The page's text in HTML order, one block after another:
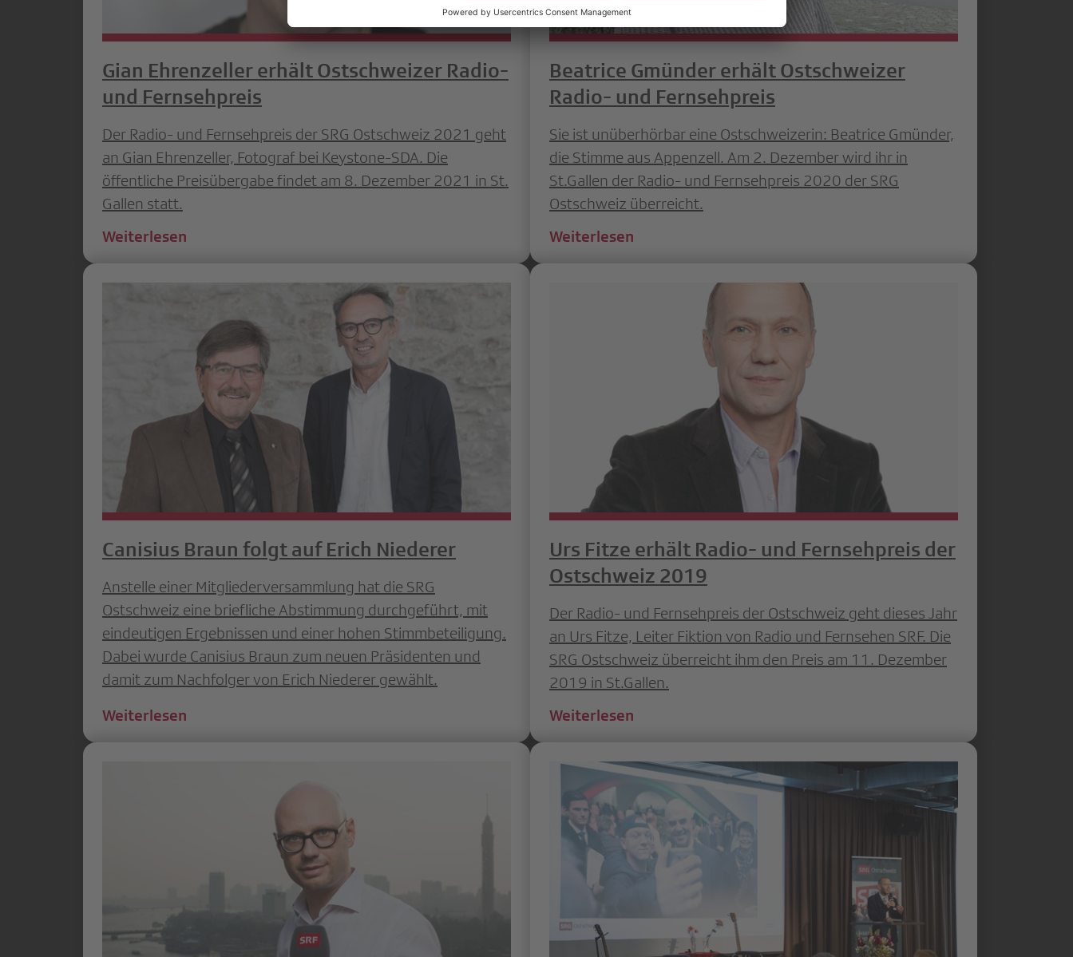
Gian Ehrenzeller erhält Ostschweizer Radio-
und Fernsehpreis
Der Radio- und Fernsehpreis der SRG Ostschweiz 2021 geht
an Gian Ehrenzeller, Fotograf bei Keystone-SDA. Die
öffentliche Preisübergabe findet am 8. Dezember 2021 in St.
Gallen statt.
Weiterlesen
Beatrice Gmünder erhält Ostschweizer
Radio- und Fernsehpreis
Sie ist unüberhörbar eine Ostschweizerin: Beatrice Gmünder,
die Stimme aus Appenzell. Am 2. Dezember wird ihr in
St.Gallen der Radio- und Fernsehpreis 2020 der SRG
Ostschweiz überreicht.
Weiterlesen
Canisius Braun folgt auf Erich Niederer
Anstelle einer Mitgliederversammlung hat die SRG
Ostschweiz eine briefliche Abstimmung durchgeführt, mit
eindeutigen Ergebnissen und einer hohen Stimmbeteiligung.
Dabei wurde Canisius Braun zum neuen Präsidenten und
damit zum Nachfolger von Erich Niederer gewählt.
Weiterlesen
Urs Fitze erhält Radio- und Fernsehpreis der
Ostschweiz 2019
Der Radio- und Fernsehpreis der Ostschweiz geht dieses Jahr
an Urs Fitze, Leiter Fiktion von Radio und Fernsehen SRF. Die
SRG Ostschweiz überreicht ihm den Preis am 11. Dezember
2019 in St.Gallen.
Weiterlesen